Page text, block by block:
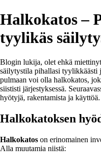
Halkokatos –
tyylikäs
Blogin lukija, olet ehkä
säilytystila pihallasi tyylikkäästi
pulmaan voi olla halkokatos,
siististi järjestyksessä.
hyötyjä, rakentamista ja käyttöä.
Halkokatoksen
Halkokatos on erinomainen
Alla muutamia niistä: